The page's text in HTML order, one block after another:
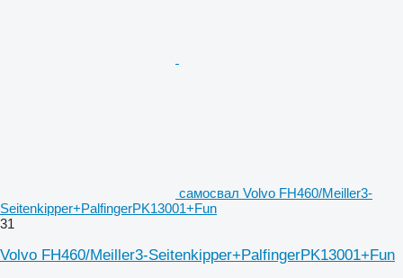
самосвал Volvo FH460/Meiller3-
Seitenkipper+PalfingerPK13001+Fun
31
Volvo FH460/Meiller3-Seitenkipper+PalfingerPK13001+Fun